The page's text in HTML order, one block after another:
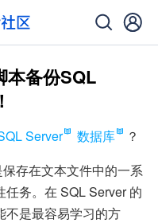
本备份SQL
Server 数据库
？
存在文本文件中的一系
务。在 SQL Server 的
不是最容易学习的方